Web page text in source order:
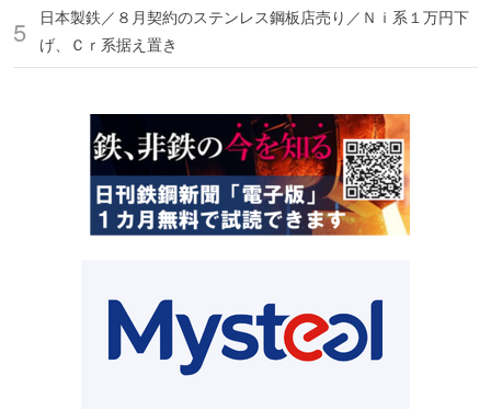
日本製鉄／８月契約のステンレス鋼板店売り／Ｎｉ系１万円下
げ、Ｃｒ系据え置き